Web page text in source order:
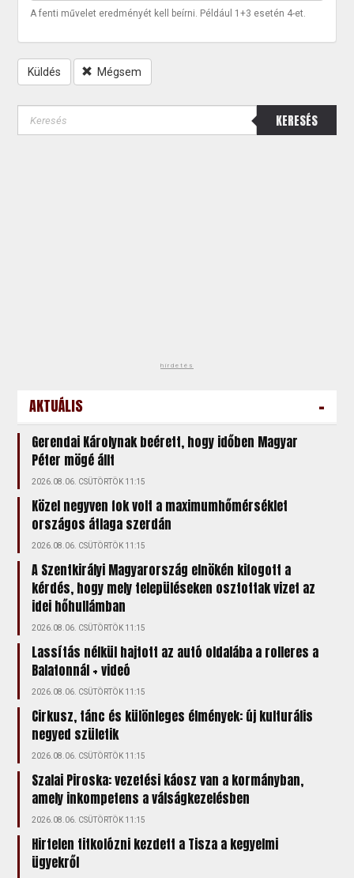
A fenti művelet eredményét kell beírni. Például 1+3 esetén 4-et.
Küldés Mégsem
KERESÉS
hirdetés
AKTUÁLIS -
Gerendai Károlynak beérett, hogy időben Magyar
Péter mögé állt
2026.08.06. CSÜTÖRTÖK 11:15
Közel negyven fok volt a maximumhőmérséklet
országos átlaga szerdán
2026.08.06. CSÜTÖRTÖK 11:15
A Szentkirályi Magyarország elnökén kifogott a
kérdés, hogy mely településeken osztottak vizet az
idei hőhullámban
2026.08.06. CSÜTÖRTÖK 11:15
Lassítás nélkül hajtott az autó oldalába a rolleres a
Balatonnál + videó
2026.08.06. CSÜTÖRTÖK 11:15
Cirkusz, tánc és különleges élmények: új kulturális
negyed születik
2026.08.06. CSÜTÖRTÖK 11:15
Szalai Piroska: vezetési káosz van a kormányban,
amely inkompetens a válságkezelésben
2026.08.06. CSÜTÖRTÖK 11:15
Hirtelen titkolózni kezdett a Tisza a kegyelmi
ügyekről